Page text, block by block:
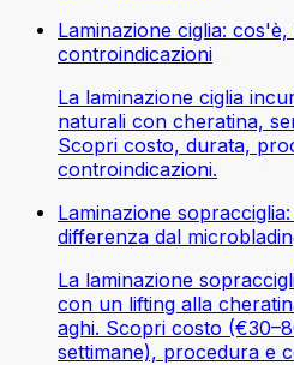
Laminazione ciglia:
controindicazioni
La laminazione ciglia
naturali con cheratina,
Scopri costo, durata,
controindicazioni.
Laminazione
differenza dal
La laminazione
con un lifting alla
aghi. Scopri costo
settimane), procedura e